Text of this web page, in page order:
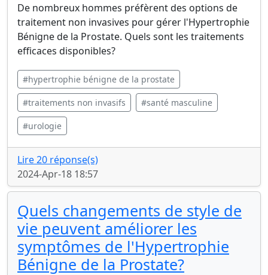
De nombreux hommes préfèrent des options de
traitement non invasives pour gérer l'Hypertrophie
Bénigne de la Prostate. Quels sont les traitements
efficaces disponibles?
#hypertrophie bénigne de la prostate
#traitements non invasifs #santé masculine
#urologie
Lire 20 réponse(s)
2024-Apr-18 18:57
Quels changements de style de
vie peuvent améliorer les
symptômes de l'Hypertrophie
Bénigne de la Prostate?